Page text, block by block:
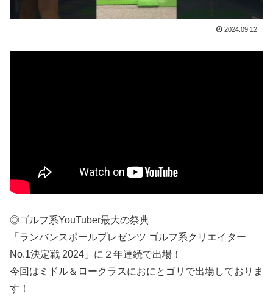
2024.09.12
◎ゴルフ系YouTuber最大の祭典
「ランバンスポールプレゼンツ ゴルフ系クリエイター
No.1決定戦 2024」に２年連続で出場！
今回はミドル＆ロークラスにおにとゴリで出場しておりま
す！